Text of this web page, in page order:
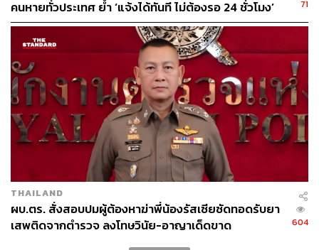
คนหายทั่วประเทศ ย้ำ ‘แจ้งได้ทันที ไม่ต้องรอ 24 ชั่วโมง’
หลังโศกนาฏกรรมชลบุรี
71
THAILAND
ผบ.ตร. สั่งสอบปมผู้ต้องหาฆ่าพี่น้องรัสเซียซัดทอดรับยา
เสพติดจากตำรวจ ลงโทษวินัย-อาญาเด็ดขาด
604